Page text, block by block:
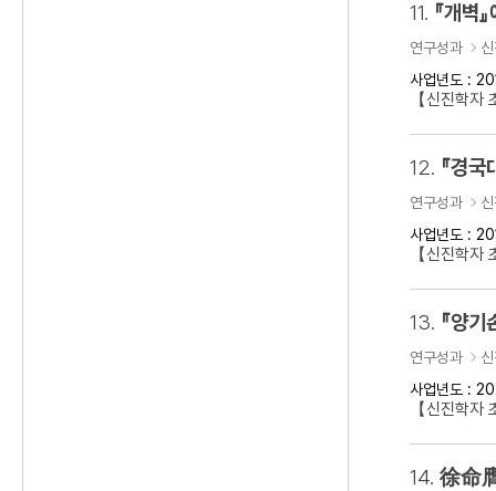
11. 『개벽
연구성과
사업년도 :
【신진학
12. 『경국
연구성과
사업년도 :
【신진학
13. 『양
연구성과
사업년도 :
【신진학
14.